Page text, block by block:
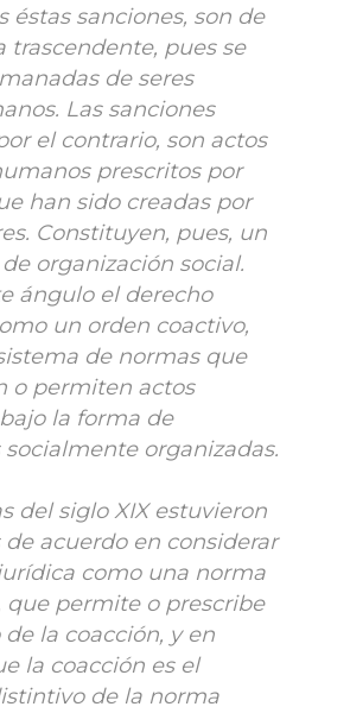
éstas sanciones, son de
trascendente, pues se
de seres
Las sanciones
el contrario, son actos
prescritos por
han sido creadas por
Constituyen, pues, un
organización social.
ángulo el derecho
un orden coactivo,
de normas que
o permiten actos
la forma de
socialmente organizadas.
del siglo XIX estuvieron
de acuerdo en considerar
como una norma
que permite o prescribe
la coacción, y en
la coacción es el
de la norma